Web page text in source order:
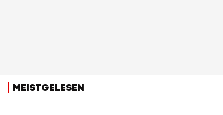
MEISTGELESEN